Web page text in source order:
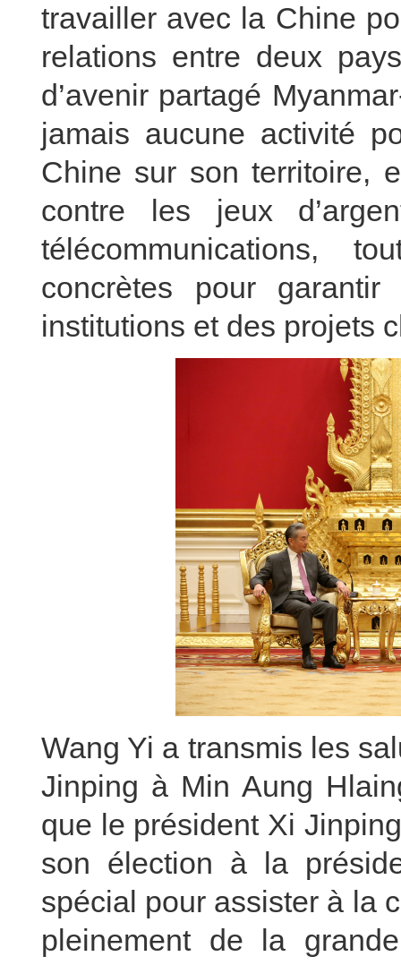
travailler avec la Chine
relations entre deux
d’avenir partagé
jamais aucune activité
Chine sur son territoire,
contre les jeux
télécommunications,
concrètes pour
institutions et des projets
Wang Yi a transmis les
Jinping à Min Aung
que le président Xi
son élection à la
spécial pour assister à la
pleinement de la